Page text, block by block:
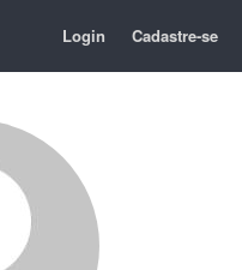
Login Cadastre-se